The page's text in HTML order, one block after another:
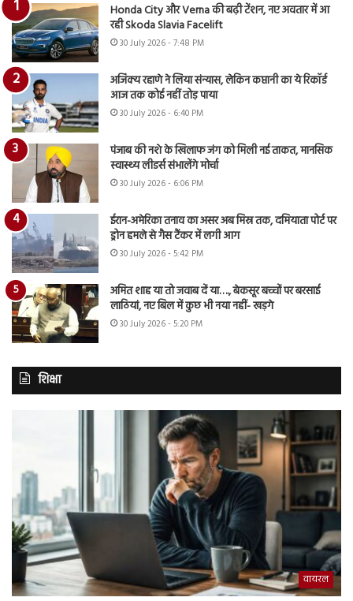
Honda City और Verna की बढ़ी टेंशन, नए अवतार में आ
रही Skoda Slavia Facelift
30 July 2026 - 7:48 PM
अजिंक्य रहाणे ने लिया संन्यास, लेकिन कप्तानी का ये रिकॉर्ड
आज तक कोई नहीं तोड़ पाया
30 July 2026 - 6:40 PM
पंजाब की नशे के खिलाफ जंग को मिली नई ताकत, मानसिक
स्वास्थ्य लीडर्स संभालेंगे मोर्चा
30 July 2026 - 6:06 PM
ईरान-अमेरिका तनाव का असर अब मिस्र तक, दमियाता पोर्ट पर
ड्रोन हमले से गैस टैंकर में लगी आग
30 July 2026 - 5:42 PM
अमित शाह या तो जवाब दें या…., बेकसूर बच्चों पर बरसाई
लाठियां, नए बिल में कुछ भी नया नहीं- खड़गे
30 July 2026 - 5:20 PM
शिक्षा
वायरल